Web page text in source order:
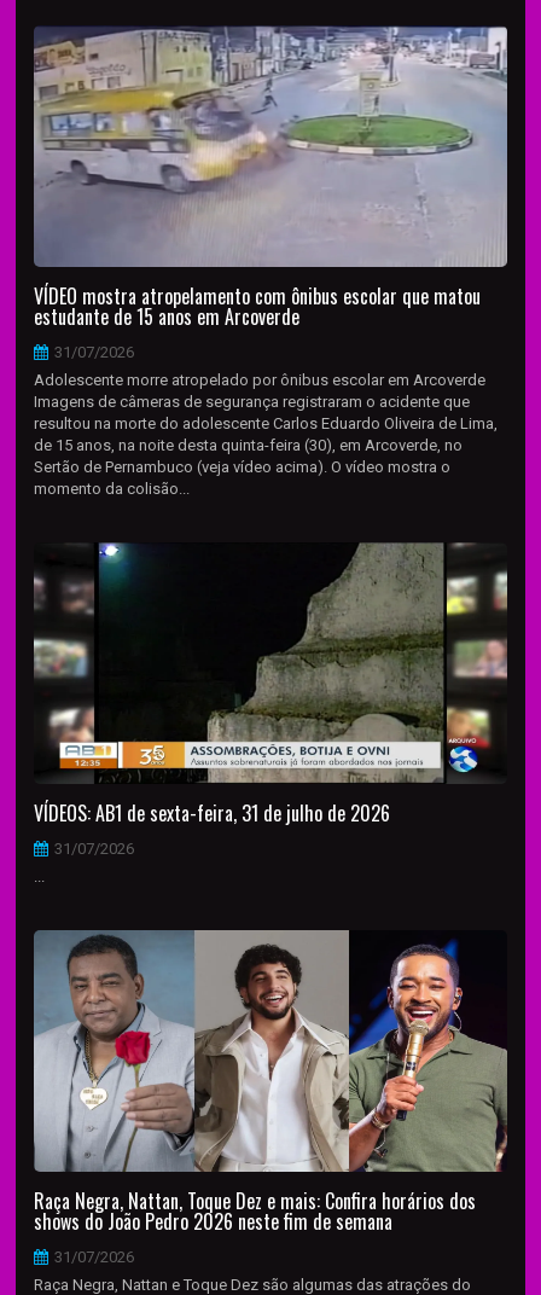
VÍDEO mostra atropelamento com ônibus escolar que matou
estudante de 15 anos em Arcoverde
31/07/2026
Adolescente morre atropelado por ônibus escolar em Arcoverde
Imagens de câmeras de segurança registraram o acidente que
resultou na morte do adolescente Carlos Eduardo Oliveira de Lima,
de 15 anos, na noite desta quinta-feira (30), em Arcoverde, no
Sertão de Pernambuco (veja vídeo acima). O vídeo mostra o
momento da colisão...
VÍDEOS: AB1 de sexta-feira, 31 de julho de 2026
31/07/2026
...
Raça Negra, Nattan, Toque Dez e mais: Confira horários dos
shows do João Pedro 2026 neste fim de semana
31/07/2026
Raça Negra, Nattan e Toque Dez são algumas das atrações do